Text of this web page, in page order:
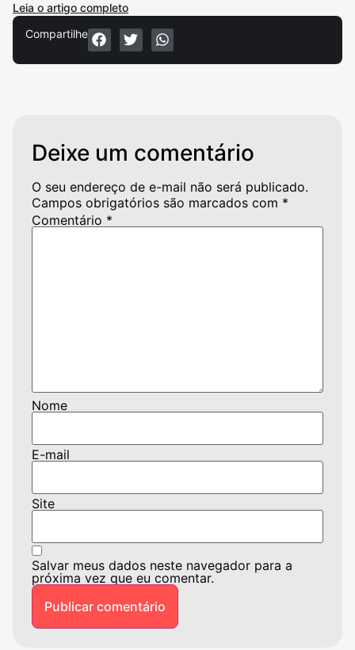
Leia o artigo completo
Compartilhe
Deixe um comentário
O seu endereço de e-mail não será publicado.
Campos obrigatórios são marcados com *
Comentário *
Nome
E-mail
Site
Salvar meus dados neste navegador para a
próxima vez que eu comentar.